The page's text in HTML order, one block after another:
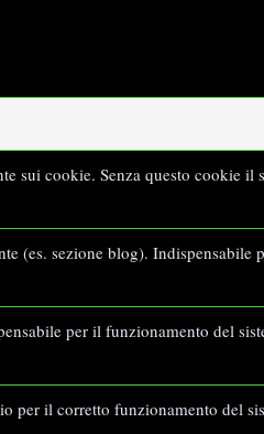
sui cookie. Senza questo cookie il
(es. sezione blog). Indispensabile
per il funzionamento del
per il corretto funzionamento del